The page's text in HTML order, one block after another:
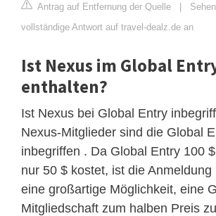
Antrag auf Entfernung der Quelle |
vollständige Antwort auf travel-dealz.de an
Ist Nexus im Global
enthalten?
Ist Nexus bei Global Entry
Nexus-Mitglieder sind die Global
inbegriffen . Da Global Entry 100
nur 50 $ kostet, ist die Anmeldung
eine großartige Möglichkeit, eine
Mitgliedschaft zum halben Preis